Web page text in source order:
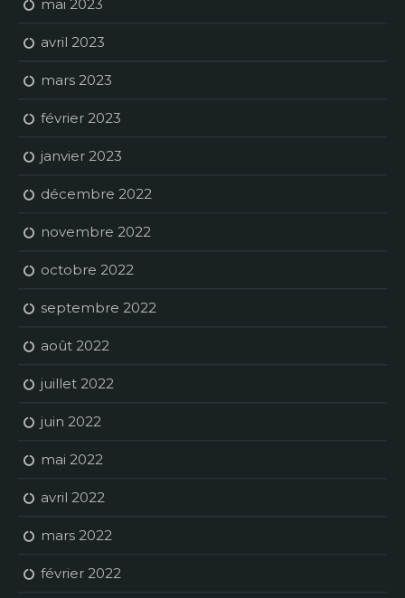
mai 2023
avril 2023
mars 2023
février 2023
janvier 2023
décembre 2022
novembre 2022
octobre 2022
septembre 2022
août 2022
juillet 2022
juin 2022
mai 2022
avril 2022
mars 2022
février 2022